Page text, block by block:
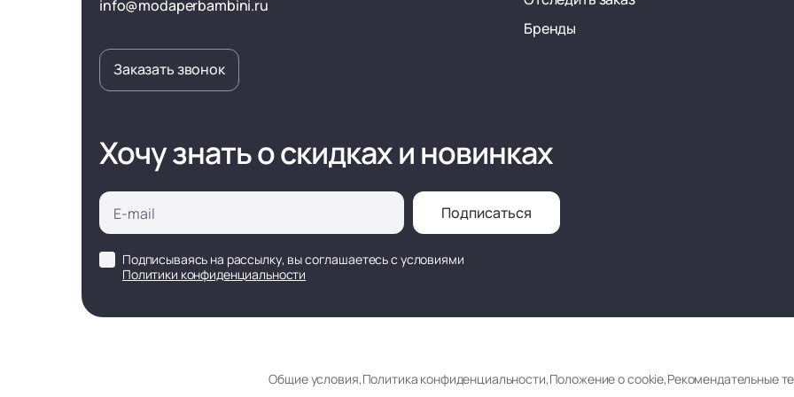
info@modaperbambini.ru
Заказать звонок
Бренды
Хочу знать о скидках и новинках
Подписаться
Подписываясь на рассылку, вы соглашаетесь с условиями
Политики конфиденциальности
Общие условия,Политика конфиденциальности,Положение о cookie,Рекомендательные